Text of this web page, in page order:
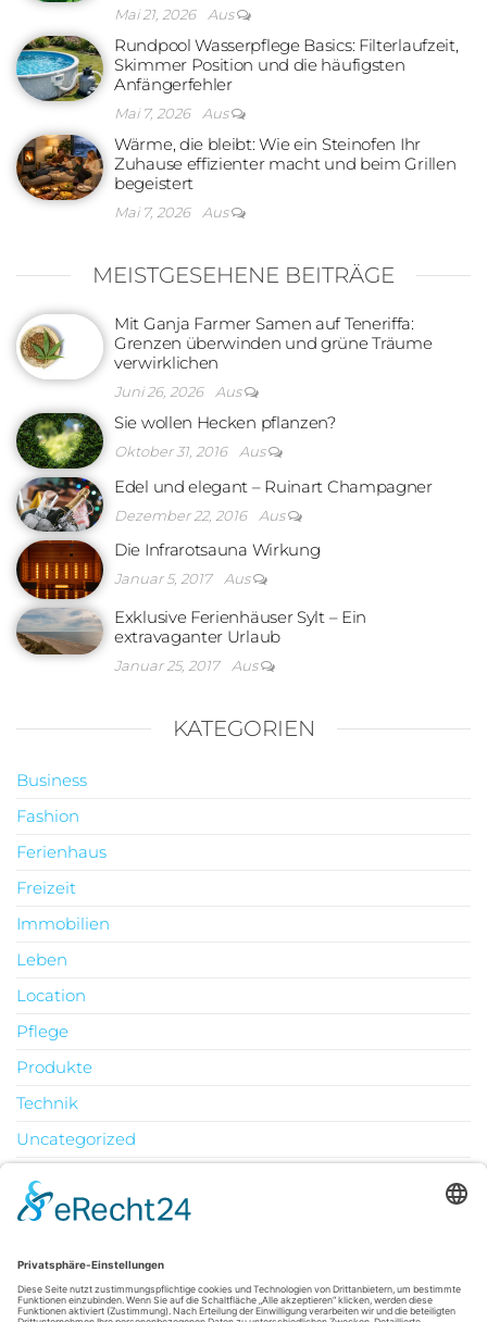
Mai 21, 2026 Aus
Rundpool Wasserpflege Basics: Filterlaufzeit,
Skimmer Position und die häufigsten
Anfängerfehler
Mai 7, 2026 Aus
Wärme, die bleibt: Wie ein Steinofen Ihr
Zuhause effizienter macht und beim Grillen
begeistert
Mai 7, 2026 Aus
MEISTGESEHENE BEITRÄGE
Mit Ganja Farmer Samen auf Teneriffa:
Grenzen überwinden und grüne Träume
verwirklichen
Juni 26, 2026 Aus
Sie wollen Hecken pflanzen?
Oktober 31, 2016 Aus
Edel und elegant – Ruinart Champagner
Dezember 22, 2016 Aus
Die Infrarotsauna Wirkung
Januar 5, 2017 Aus
Exklusive Ferienhäuser Sylt – Ein
extravaganter Urlaub
Januar 25, 2017 Aus
KATEGORIEN
Business
Fashion
Ferienhaus
Freizeit
Immobilien
Leben
Location
Pflege
Produkte
Technik
Uncategorized
M
D
1
2